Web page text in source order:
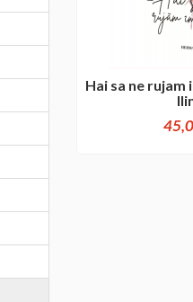
Hai sa ne rujam